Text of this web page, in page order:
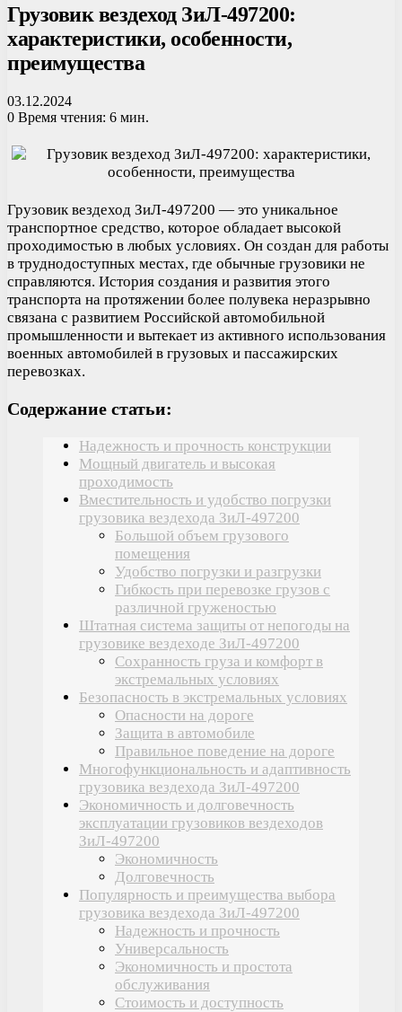
Грузовик вездеход ЗиЛ-497200:
характеристики, особенности,
преимущества
03.12.2024
0 Время чтения: 6 мин.
Грузовик вездеход ЗиЛ-497200 — это уникальное
транспортное средство, которое обладает высокой
проходимостью в любых условиях. Он создан для работы
в труднодоступных местах, где обычные грузовики не
справляются. История создания и развития этого
транспорта на протяжении более полувека неразрывно
связана с развитием Российской автомобильной
промышленности и вытекает из активного использования
военных автомобилей в грузовых и пассажирских
перевозках.
Содержание статьи:
Надежность и прочность конструкции
Мощный двигатель и высокая
проходимость
Вместительность и удобство погрузки
грузовика вездехода ЗиЛ-497200
Большой объем грузового
помещения
Удобство погрузки и разгрузки
Гибкость при перевозке грузов с
различной груженостью
Штатная система защиты от непогоды на
грузовике вездеходе ЗиЛ-497200
Сохранность груза и комфорт в
экстремальных условиях
Безопасность в экстремальных условиях
Опасности на дороге
Защита в автомобиле
Правильное поведение на дороге
Многофункциональность и адаптивность
грузовика вездехода ЗиЛ-497200
Экономичность и долговечность
эксплуатации грузовиков вездеходов
ЗиЛ-497200
Экономичность
Долговечность
Популярность и преимущества выбора
грузовика вездехода ЗиЛ-497200
Надежность и прочность
Универсальность
Экономичность и простота
обслуживания
Стоимость и доступность